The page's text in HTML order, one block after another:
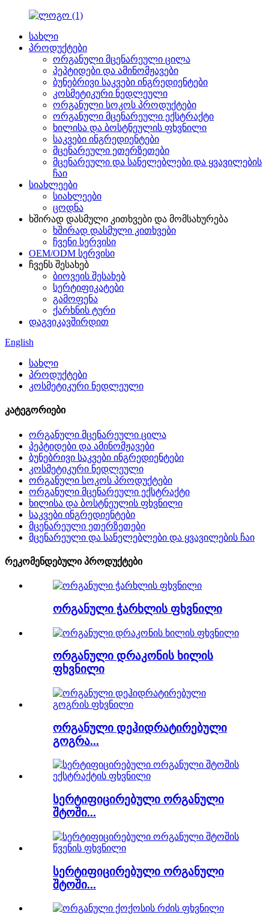
სახლი
პროდუქტები
ორგანული მცენარეული ცილა
პეპტიდები და ამინომჟავები
ბუნებრივი საკვები ინგრედიენტები
კოსმეტიკური ნედლეული
ორგანული სოკოს პროდუქტები
ორგანული მცენარეული ექსტრაქტი
ხილისა და ბოსტნეულის ფხვნილი
საკვები ინგრედიენტები
მცენარეული ეთერზეთები
მცენარეული და სანელებლები და ყვავილების
ჩაი
სიახლეები
სიახლეები
ცოდნა
ხშირად დასმული კითხვები და მომსახურება
ხშირად დასმული კითხვები
ჩვენი სერვისი
OEM/ODM სერვისი
ჩვენს შესახებ
ბიოვეის შესახებ
სერტიფიკატები
გამოფენა
ქარხნის ტური
დაგვიკავშირდით
English
სახლი
პროდუქტები
კოსმეტიკური ნედლეული
კატეგორიები
ორგანული მცენარეული ცილა
პეპტიდები და ამინომჟავები
ბუნებრივი საკვები ინგრედიენტები
კოსმეტიკური ნედლეული
ორგანული სოკოს პროდუქტები
ორგანული მცენარეული ექსტრაქტი
ხილისა და ბოსტნეულის ფხვნილი
საკვები ინგრედიენტები
მცენარეული ეთერზეთები
მცენარეული და სანელებლები და ყვავილების ჩაი
რეკომენდებული პროდუქტები
ორგანული ჭარხლის ფხვნილი
ორგანული დრაკონის ხილის
ფხვნილი
ორგანული დეჰიდრატირებული
გოგრა...
სერტიფიცირებული ორგანული
შტოში...
სერტიფიცირებული ორგანული
შტოში...